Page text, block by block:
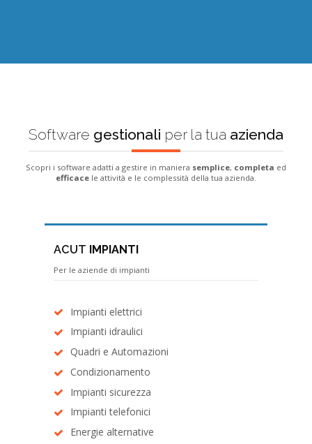
Software gestionali per la tua azienda
Scopri i software adatti a gestire in maniera semplice, completa ed
efficace le attività e le complessità della tua azienda.
ACUT IMPIANTI
Per le aziende di impianti
Impianti elettrici
Impianti idraulici
Quadri e Automazioni
Condizionamento
Impianti sicurezza
Impianti telefonici
Energie alternative